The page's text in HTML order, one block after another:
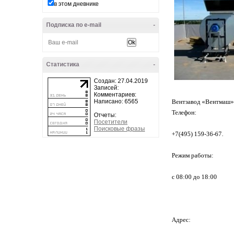
в этом дневнике
-
Подписка по e-mail
-
Статистика
Создан: 27.04.2019
Записей:
Комментариев:
Написано: 6565
Отчеты:
Посетители
Поисковые фразы
Вентзавод «Вентмаш»
Телефон:
+7(495) 159-36-67.
Режим работы:
с 08:00 до 18:00
Адрес: